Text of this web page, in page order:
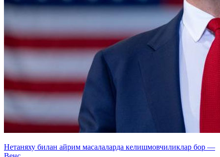
Нетаняху билан айрим масалаларда келишмовчиликлар бор —